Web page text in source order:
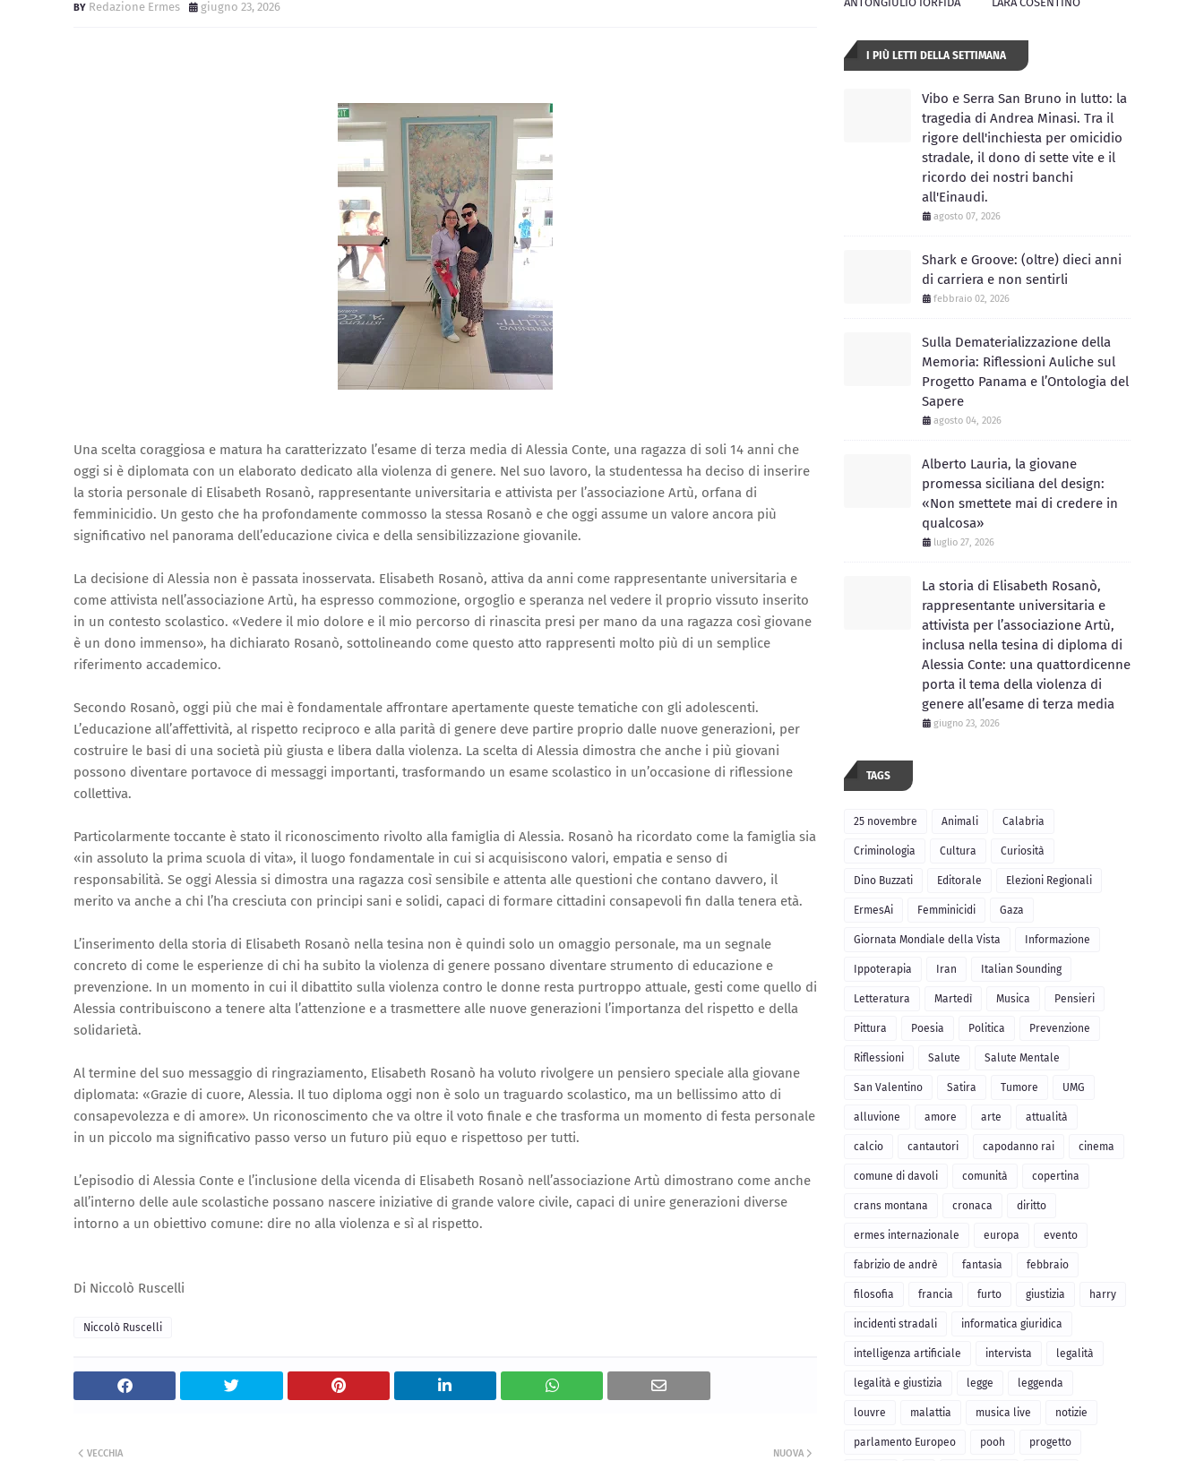
Redazione Ermes giugno 23, 2026
Una scelta coraggiosa e matura ha caratterizzato l’esame di terza media di Alessia Conte, una ragazza di soli 14 anni che
oggi si è diplomata con un elaborato dedicato alla violenza di genere. Nel suo lavoro, la studentessa ha deciso di inserire
la storia personale di Elisabeth Rosanò, rappresentante universitaria e attivista per l’associazione Artù, orfana di
femminicidio. Un gesto che ha profondamente commosso la stessa Rosanò e che oggi assume un valore ancora più
significativo nel panorama dell’educazione civica e della sensibilizzazione giovanile.
La decisione di Alessia non è passata inosservata. Elisabeth Rosanò, attiva da anni come rappresentante universitaria e
come attivista nell’associazione Artù, ha espresso commozione, orgoglio e speranza nel vedere il proprio vissuto inserito
in un contesto scolastico. «Vedere il mio dolore e il mio percorso di rinascita presi per mano da una ragazza così giovane
è un dono immenso», ha dichiarato Rosanò, sottolineando come questo atto rappresenti molto più di un semplice
riferimento accademico.
Secondo Rosanò, oggi più che mai è fondamentale affrontare apertamente queste tematiche con gli adolescenti.
L’educazione all’affettività, al rispetto reciproco e alla parità di genere deve partire proprio dalle nuove generazioni, per
costruire le basi di una società più giusta e libera dalla violenza. La scelta di Alessia dimostra che anche i più giovani
possono diventare portavoce di messaggi importanti, trasformando un esame scolastico in un’occasione di riflessione
collettiva.
Particolarmente toccante è stato il riconoscimento rivolto alla famiglia di Alessia. Rosanò ha ricordato come la famiglia sia
«in assoluto la prima scuola di vita», il luogo fondamentale in cui si acquisiscono valori, empatia e senso di
responsabilità. Se oggi Alessia si dimostra una ragazza così sensibile e attenta alle questioni che contano davvero, il
merito va anche a chi l’ha cresciuta con principi sani e solidi, capaci di formare cittadini consapevoli fin dalla tenera età.
L’inserimento della storia di Elisabeth Rosanò nella tesina non è quindi solo un omaggio personale, ma un segnale
concreto di come le esperienze di chi ha subito la violenza di genere possano diventare strumento di educazione e
prevenzione. In un momento in cui il dibattito sulla violenza contro le donne resta purtroppo attuale, gesti come quello di
Alessia contribuiscono a tenere alta l’attenzione e a trasmettere alle nuove generazioni l’importanza del rispetto e della
solidarietà.
Al termine del suo messaggio di ringraziamento, Elisabeth Rosanò ha voluto rivolgere un pensiero speciale alla giovane
diplomata: «Grazie di cuore, Alessia. Il tuo diploma oggi non è solo un traguardo scolastico, ma un bellissimo atto di
consapevolezza e di amore». Un riconoscimento che va oltre il voto finale e che trasforma un momento di festa personale
in un piccolo ma significativo passo verso un futuro più equo e rispettoso per tutti.
L’episodio di Alessia Conte e l’inclusione della vicenda di Elisabeth Rosanò nell’associazione Artù dimostrano come anche
all’interno delle aule scolastiche possano nascere iniziative di grande valore civile, capaci di unire generazioni diverse
intorno a un obiettivo comune: dire no alla violenza e sì al rispetto.
Di Niccolò Ruscelli
Niccolò Ruscelli
NUOVA
VECCHIA
I PIÙ LETTI DELLA SETTIMANA
Vibo e Serra San Bruno in lutto: la
tragedia di Andrea Minasi. Tra il
rigore dell'inchiesta per omicidio
stradale, il dono di sette vite e il
ricordo dei nostri banchi
all'Einaudi.
agosto 07, 2026
Shark e Groove: (oltre) dieci anni
di carriera e non sentirli
febbraio 02, 2026
Sulla Dematerializzazione della
Memoria: Riflessioni Auliche sul
Progetto Panama e l’Ontologia del
Sapere
agosto 04, 2026
Alberto Lauria, la giovane
promessa siciliana del design:
«Non smettete mai di credere in
qualcosa»
luglio 27, 2026
La storia di Elisabeth Rosanò,
rappresentante universitaria e
attivista per l’associazione Artù,
inclusa nella tesina di diploma di
Alessia Conte: una quattordicenne
porta il tema della violenza di
genere all’esame di terza media
giugno 23, 2026
TAGS
25 novembre Animali Calabria
Criminologia Cultura Curiosità
Dino Buzzati Editorale Elezioni Regionali
ErmesAi Femminicidi Gaza
Giornata Mondiale della Vista Informazione
Ippoterapia Iran Italian Sounding
Letteratura Martedì Musica Pensieri
Pittura Poesia Politica Prevenzione
Riflessioni Salute Salute Mentale
San Valentino Satira Tumore UMG
alluvione amore arte attualità
calcio cantautori capodanno rai cinema
comune di davoli comunità copertina
crans montana cronaca diritto
ermes internazionale europa evento
fabrizio de andrè fantasia febbraio
filosofia francia furto giustizia harry
incidenti stradali informatica giuridica
intelligenza artificiale intervista legalità
legalità e giustizia legge leggenda
louvre malattia musica live notizie
parlamento Europeo pooh progetto